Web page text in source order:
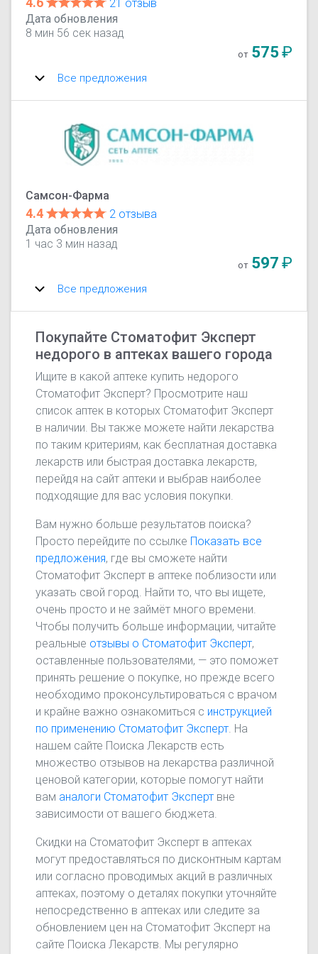
21 отзыв
Дата обновления
8 мин 56 сек назад
от 575₽
Все предложения
Самсон-Фарма
4.4
2 отзыва
Дата обновления
1 час 3 мин назад
от 597₽
Все предложения
Покупайте Стоматофит Эксперт
недорого в аптеках вашего города
Ищите в какой аптеке купить недорого
Стоматофит Эксперт? Просмотрите наш
список аптек в которых Стоматофит Эксперт
в наличии. Вы также можете найти лекарства
по таким критериям, как бесплатная доставка
лекарств или быстрая доставка лекарств,
перейдя на сайт аптеки и выбрав наиболее
подходящие для вас условия покупки.
Вам нужно больше результатов поиска?
Просто перейдите по ссылке Показать все
предложения, где вы сможете найти
Стоматофит Эксперт в аптеке поблизости или
указать свой город. Найти то, что вы ищете,
очень просто и не займёт много времени.
Чтобы получить больше информации, читайте
реальные отзывы о Стоматофит Эксперт,
оставленные пользователями, — это поможет
принять решение о покупке, но прежде всего
необходимо проконсультироваться с врачом
и крайне важно ознакомиться с инструкцией
по применению Стоматофит Эксперт . На
нашем сайте Поиска Лекарств есть
множество отзывов на лекарства различной
ценовой категории, которые помогут найти
вам аналоги Стоматофит Эксперт вне
зависимости от вашего бюджета.
Скидки на Стоматофит Эксперт в аптеках
могут предоставляться по дисконтным картам
или согласно проводимых акций в различных
аптеках, поэтому о деталях покупки уточняйте
непосредственно в аптеках или следите за
обновлением цен на Стоматофит Эксперт на
сайте Поиска Лекарств. Мы регулярно